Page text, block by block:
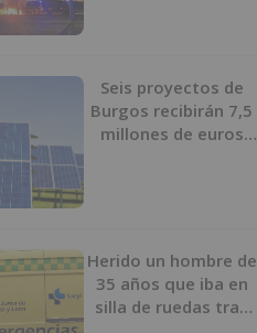
Seis proyectos de
Burgos recibirán 7,5
millones de euros
Herido un hombre de
35 años que iba en
silla de ruedas tras